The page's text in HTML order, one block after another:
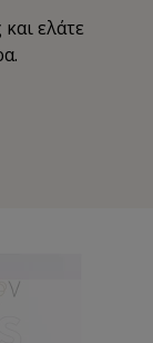
ελάτε